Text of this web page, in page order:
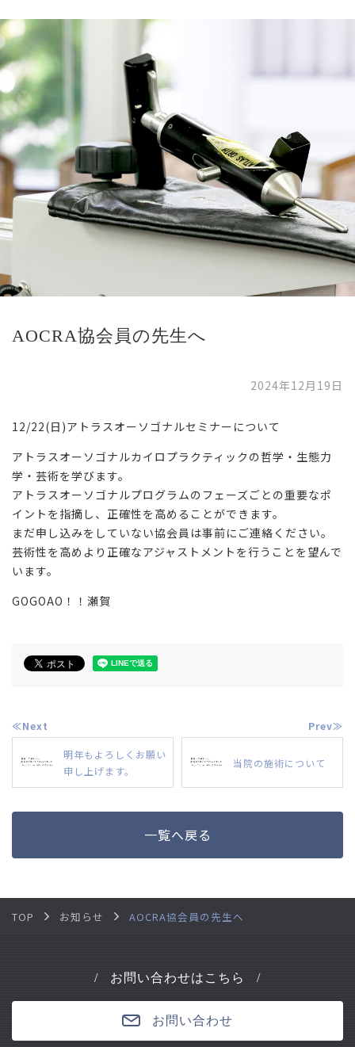
AOCRA協会員の先生へ
2024年12月19日
12/22(日)アトラスオーソゴナルセミナーについて
アトラスオーソゴナルカイロプラクティックの哲学・生態力
学・芸術を学びます。
アトラスオーソゴナルプログラムのフェーズごとの重要なポ
イントを指摘し、正確性を高めることができます。
まだ申し込みをしていない協会員は事前にご連絡ください。
芸術性を高めより正確なアジャストメントを行うことを望んで
います。
GOGOAO！！瀬賀
≪Next
明年もよろしくお願い
申し上げます。
Prev≫
当院の施術について
一覧へ戻る
TOP お知らせ AOCRA協会員の先生へ
お問い合わせはこちら
お問い合わせ